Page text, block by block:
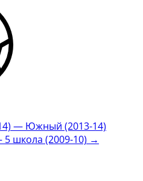
— Южный (2013-14)
5 школа (2009-10) →